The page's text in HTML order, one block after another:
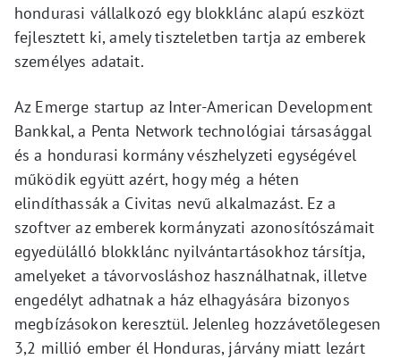
hondurasi vállalkozó egy blokklánc alapú eszközt
fejlesztett ki, amely tiszteletben tartja az emberek
személyes adatait.
Az Emerge startup az Inter-American Development
Bankkal, a Penta Network technológiai társasággal
és a hondurasi kormány vészhelyzeti egységével
működik együtt azért, hogy még a héten
elindíthassák a Civitas nevű alkalmazást. Ez a
szoftver az emberek kormányzati azonosítószámait
egyedülálló blokklánc nyilvántartásokhoz társítja,
amelyeket a távorvosláshoz használhatnak, illetve
engedélyt adhatnak a ház elhagyására bizonyos
megbízásokon keresztül. Jelenleg hozzávetőlegesen
3,2 millió ember él Honduras, járvány miatt lezárt